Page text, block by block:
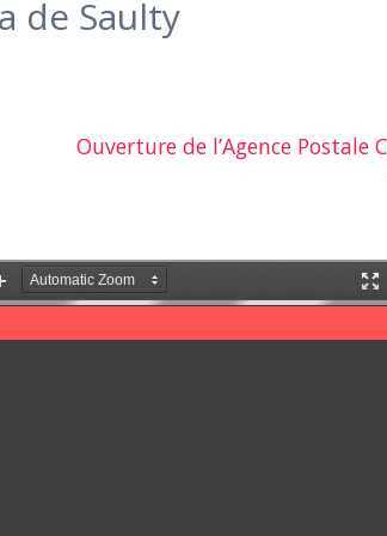
de Saulty
Ouverture de l’Agence Postale